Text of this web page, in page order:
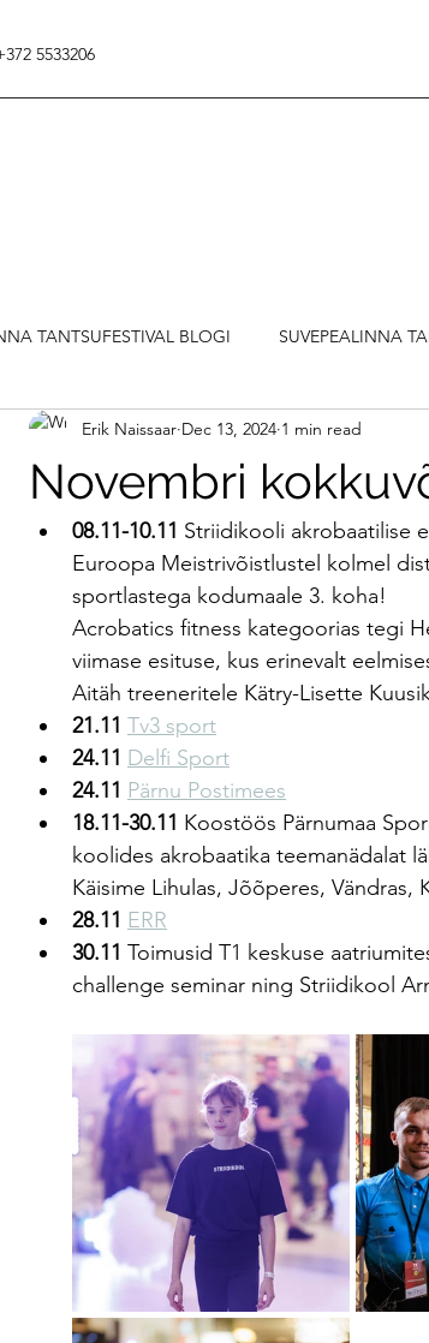
5533206
TANTSUFESTIVAL BLOGI SUVEPEALINNA
Novembri
Erik Naissaar Dec 13, 2024 1 min read
08.11-10.11 Striidikooli akrobaatilise
Euroopa Meistrivõistlustel kolmel
sportlastega kodumaale 3. koha!
Acrobatics fitness kategoorias tegi
viimase esituse, kus erinevalt
Aitäh treeneritele Kätry-Lisette
21.11 Tv3 sport
24.11 Delfi Sport
24.11 Pärnu Postimees
18.11-30.11 Koostöös Pärnumaa
koolides akrobaatika teemanädalat
Käisime Lihulas, Jõõperes, Vändras,
28.11 ERR
30.11 Toimusid T1 keskuse
challenge seminar ning Striidikool